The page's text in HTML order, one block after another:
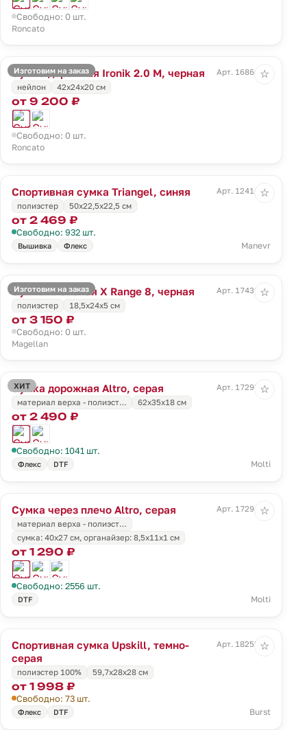
Свободно: 0 шт.
Roncato
Изготовим на заказ
Сумка дорожная Ironik 2.0 M, черная
Арт. 16866.30
нейлон
42x24x20 см
от 9 200 ₽
Свободно: 0 шт.
Roncato
☆
Спортивная сумка Triangel, синяя
Арт. 12416.44
полиэстер
50х22,5х22,5 см
от 2 469 ₽
Свободно: 932 шт.
Вышивка Флекс Manevr
☆
Изготовим на заказ
Сумка плечевая X Range 8, черная
Арт. 17439.30
полиэстер
18,5x24x5 см
от 3 150 ₽
Свободно: 0 шт.
Magellan
☆
ХИТ
Сумка дорожная Altro, серая
Арт. 17293.10
материал верха - полиэст…
62x35x18 см
от 2 490 ₽
Свободно: 1041 шт.
Флекс DTF Molti
☆
Сумка через плечо Altro, серая
Арт. 17294.10
материал верха - полиэст…
cумка: 40x27 см, органайзер: 8,5x11х1 см
от 1 290 ₽
Свободно: 2556 шт.
DTF Molti
☆
Спортивная сумка Upskill, темно-
серая
Арт. 18255.30
полиэстер 100% 59,7x28x28 см
от 1 998 ₽
Свободно: 73 шт.
Флекс DTF Burst
☆